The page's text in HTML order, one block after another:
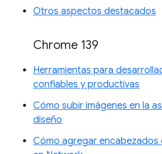
Otros aspectos destacados
Chrome 139
Herramientas para
confiables y productivas
Cómo subir imágenes en la
diseño
Cómo agregar encabezados